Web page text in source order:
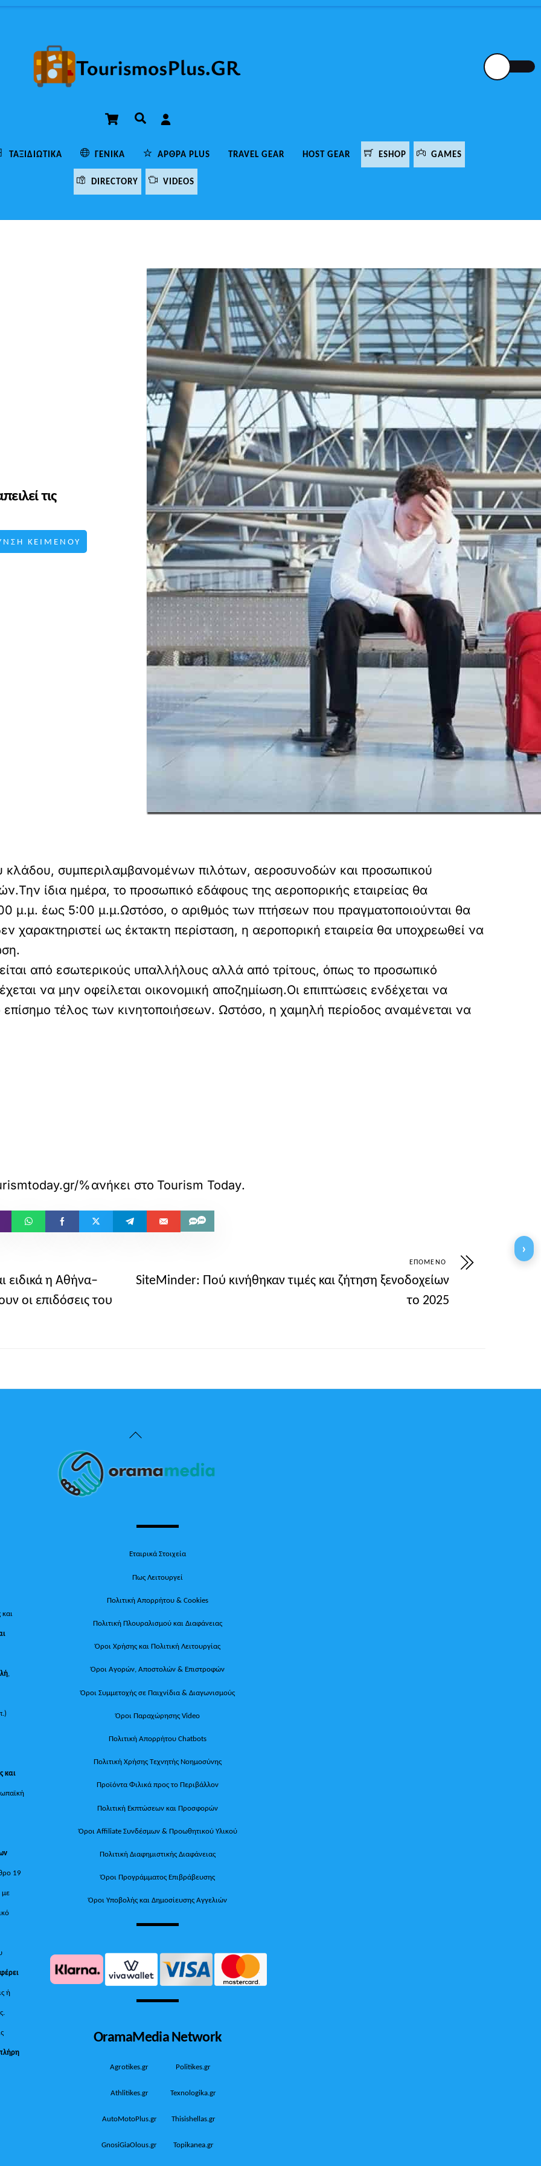
Cart Αναζήτηση
ΤΑΞΙΔΙΩΤΙΚΆ ΓΕΝΙΚΆ ΆΡΘΡΑ PLUS TRAVEL GEAR HOST GEAR ESHOP GAMES
DIRECTORY VIDEOS
τις
ΚΕΙΜΕΝΟΥ
κλάδου, συμπεριλαμβανομένων πιλότων, αεροσυνοδών και προσωπικού
ίδια ημέρα, το προσωπικό εδάφους της αεροπορικής εταιρείας θα
μ.μ. έως 5:00 μ.μ.Ωστόσο, ο αριθμός των πτήσεων που πραγματοποιούνται θα
χαρακτηριστεί ως έκτακτη περίσταση, η αεροπορική εταιρεία θα υποχρεωθεί να
από εσωτερικούς υπαλλήλους αλλά από τρίτους, όπως το προσωπικό
να μην οφείλεται οικονομική αποζημίωση.Οι επιπτώσεις ενδέχεται να
τέλος των κινητοποιήσεων. Ωστόσο, η χαμηλή περίοδος αναμένεται να
%CE%B1%CF%80%CE%B5%CF%81%CE%B3%CE%AF%CE%B1-
ανήκει στο Tourism Today.
ειδικά η Αθήνα–
οι επιδόσεις του
ΕΠΌΜΕΝΟ
SiteMinder: Πού κινήθηκαν τιμές και ζήτηση ξενοδοχείων
το 2025
Back
Top
,
και
19
με
ή
Εταιρικά Στοιχεία
Πως Λειτουργεί
Πολιτική Απορρήτου & Cookies
Πολιτική Πλουραλισμού και Διαφάνειας
Όροι Χρήσης και Πολιτική Λειτουργίας
Όροι Αγορών, Αποστολών & Επιστροφών
Όροι Συμμετοχής σε Παιχνίδια & Διαγωνισμούς
Όροι Παραχώρησης Video
Πολιτική Απορρήτου Chatbots
Πολιτική Χρήσης Τεχνητής Νοημοσύνης
Προϊόντα Φιλικά προς το Περιβάλλον
Πολιτική Εκπτώσεων και Προσφορών
Όροι Affiliate Συνδέσμων & Προωθητικού Υλικού
Πολιτική Διαφημιστικής Διαφάνειας
Όροι Προγράμματος Επιβράβευσης
Όροι Υποβολής και Δημοσίευσης Αγγελιών
OramaMedia Network
Agrotikes.gr Politikes.gr
Athlitikes.gr Texnologika.gr
AutoMotoPlus.gr Thisishellas.gr
GnosiGiaOlous.gr Topikanea.gr
›